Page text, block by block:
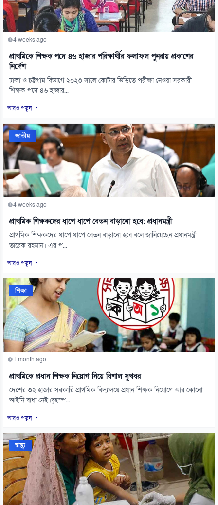
4 weeks ago
প্রাথমিকে শিক্ষক পদে ৪৬ হাজার পরিক্ষার্থীর ফলাফল পুনরায় প্রকাশের
নির্দেশ
ঢাকা ও চট্টগ্রাম বিভাগে ২০২৩ সালে কোটার ভিত্তিতে পরীক্ষা নেওয়া সরকারী
শিক্ষক পদে ৪৬ হাজার...
আরও পড়ুন
জাতীয়
4 weeks ago
প্রাথমিক শিক্ষকদের ধাপে ধাপে বেতন বাড়ানো হবে: প্রধানমন্ত্রী
প্রাথমিক শিক্ষকদের ধাপে ধাপে বেতন বাড়ানো হবে বলে জানিয়েছেন প্রধানমন্ত্রী
তারেক রহমান। এর প...
আরও পড়ুন
শিক্ষা
1 month ago
প্রাথমিকে প্রধান শিক্ষক নিয়োগ নিয়ে বিশাল সুখবর
দেশের ৩২ হাজার সরকারি প্রাথমিক বিদ্যালয়ে প্রধান শিক্ষক নিয়োগে আর কোনো
আইনি বাধা নেই।বৃহস্প...
আরও পড়ুন
স্বাস্থ্য